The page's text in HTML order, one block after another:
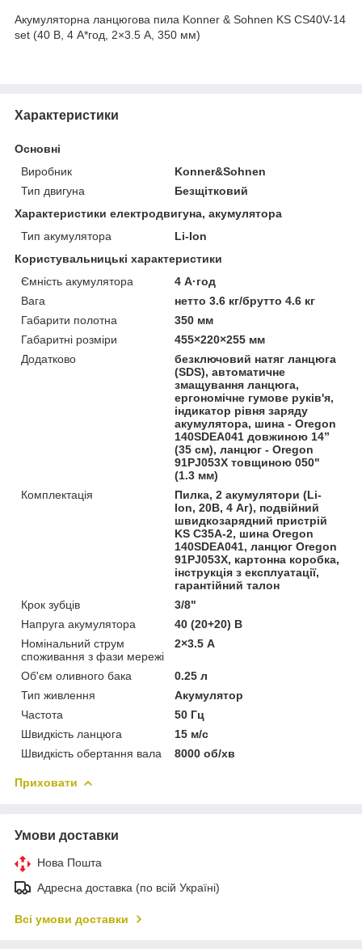
Акумуляторна ланцюгова пила Konner & Sohnen KS CS40V-14
set (40 В, 4 А*год, 2×3.5 А, 350 мм)
Характеристики
Основні
Виробник
Konner&Sohnen
Тип двигуна
Безщітковий
Характеристики електродвигуна, акумулятора
Тип акумулятора
Li-Ion
Користувальницькі характеристики
Ємність акумулятора
4 А·год
Вага
нетто 3.6 кг/брутто 4.6 кг
Габарити полотна
350 мм
Габаритні розміри
455×220×255 мм
Додатково
безключовий натяг ланцюга
(SDS), автоматичне
змащування ланцюга,
ергономічне гумове руків'я,
індикатор рівня заряду
акумулятора, шина - Oregon
140SDEA041 довжиною 14”
(35 см), ланцюг - Oregon
91PJ053X товщиною 050"
(1.3 мм)
Комплектація
Пилка, 2 акумулятори (Li-
Ion, 20В, 4 Аг), подвійний
швидкозарядний пристрій
KS C35A-2, шина Oregon
140SDEA041, ланцюг Oregon
91PJ053X, картонна коробка,
інструкція з експлуатації,
гарантійний талон
Крок зубців
3/8"
Напруга акумулятора
40 (20+20) В
Номінальний струм
споживання з фази мережі
2×3.5 А
Об'єм оливного бака
0.25 л
Тип живлення
Акумулятор
Частота
50 Гц
Швидкість ланцюга
15 м/с
Швидкість обертання вала
8000 об/хв
Приховати
Умови доставки
Нова Пошта
Адресна доставка (по всій Україні)
Всі умови доставки